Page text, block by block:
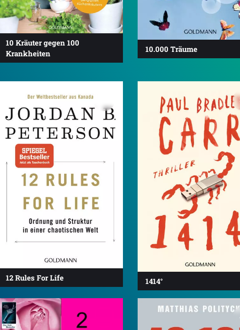
10 Kräuter gegen 100
Krankheiten
10.000 Träume
12 Rules For Life 1414°